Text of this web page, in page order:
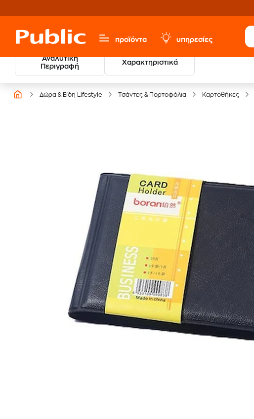
προϊόντα υπηρεσίες
Αναλυτική
Περιγραφή
Χαρακτηριστικά
Βρες τους νικητές
των Βραβείων Βιβλίου
Δώρα & Είδη Lifestyle Τσάντες & Πορτοφόλια Καρτοθήκες